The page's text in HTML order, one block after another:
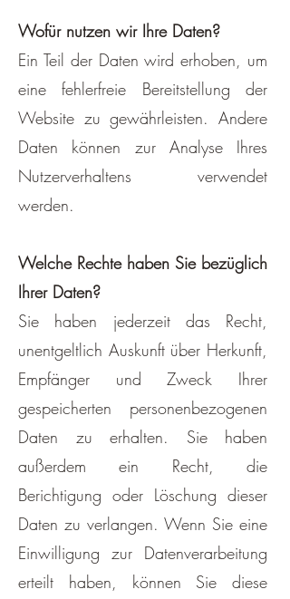
Wofür nutzen wir Ihre Daten?
Ein Teil der Daten wird erhoben, um
eine fehlerfreie Bereitstellung der
Website zu gewährleisten. Andere
Daten können zur Analyse Ihres
Nutzerverhaltens verwendet
werden.
Welche Rechte haben Sie bezüglich
Ihrer Daten?
Sie haben jederzeit das Recht,
unentgeltlich Auskunft über Herkunft,
Empfänger und Zweck Ihrer
gespeicherten personenbezogenen
Daten zu erhalten. Sie haben
außerdem ein Recht, die
Berichtigung oder Löschung dieser
Daten zu verlangen. Wenn Sie eine
Einwilligung zur Datenverarbeitung
erteilt haben, können Sie diese